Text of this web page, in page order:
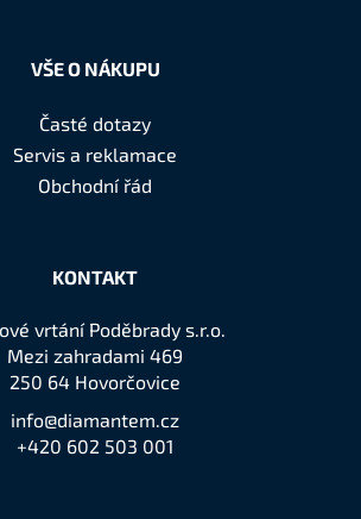
VŠE O NÁKUPU
Časté dotazy
Servis a reklamace
Obchodní řád
KONTAKT
vrtání Poděbrady s.r.o.
Mezi zahradami 469
250 64 Hovorčovice
info@diamantem.cz
+420 602 503 001